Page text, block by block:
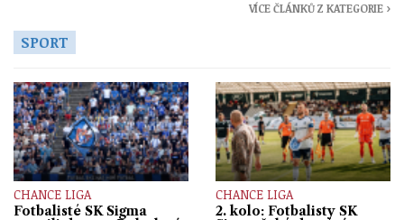
VÍCE ČLÁNKŮ Z KATEGORIE ›
SPORT
CHANCE LIGA
Fotbalisté SK Sigma
CHANCE LIGA
2. kolo: Fotbalisty SK